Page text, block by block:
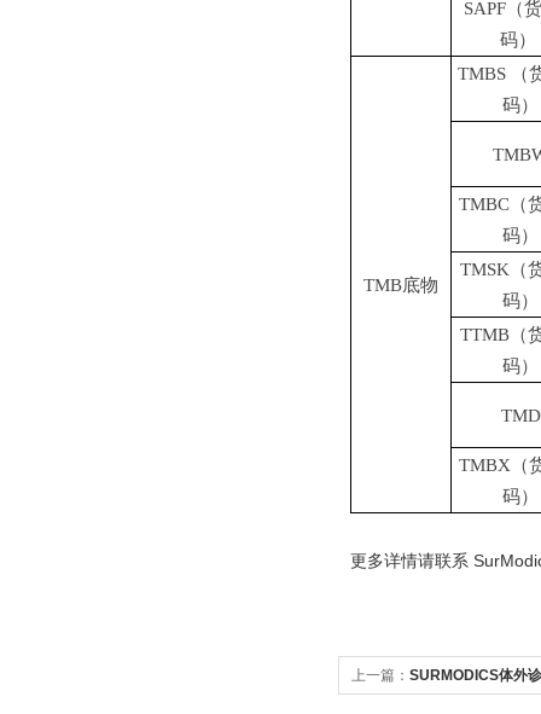
SAPF（
码）
TMB底物
TMBS （
码）
TMBC（
码）
TMSK（
码）
TTMB（
码）
TMD
TMBX（
码）
更多详情请联系
上一篇： SURMODICS体外